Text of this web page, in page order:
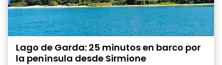
Lago de Garda: 25 minutos en barco por
la península desde Sirmione